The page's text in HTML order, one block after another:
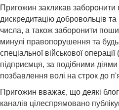
Пригожин закликав заборонити
дискредитацію добровольців та
числа, а також заборонити
минулі правопорушення та
спеціальної військової
підприємця, за подібними
позбавлення волі на строк до
Пригожин вважає, що деякі
каналів цілеспрямовано